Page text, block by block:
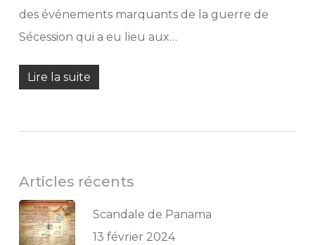
des événements marquants de la guerre de
Sécession qui a eu lieu aux…
Lire la suite
Articles récents
Scandale de Panama
13 février 2024